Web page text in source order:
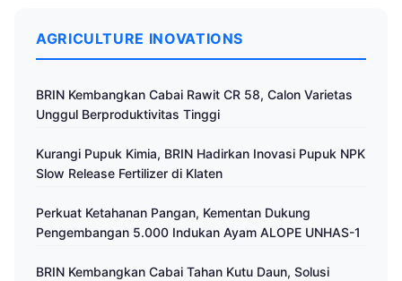
AGRICULTURE INOVATIONS
BRIN Kembangkan Cabai Rawit CR 58, Calon Varietas
Unggul Berproduktivitas Tinggi
Kurangi Pupuk Kimia, BRIN Hadirkan Inovasi Pupuk NPK
Slow Release Fertilizer di Klaten
Perkuat Ketahanan Pangan, Kementan Dukung
Pengembangan 5.000 Indukan Ayam ALOPE UNHAS-1
BRIN Kembangkan Cabai Tahan Kutu Daun, Solusi